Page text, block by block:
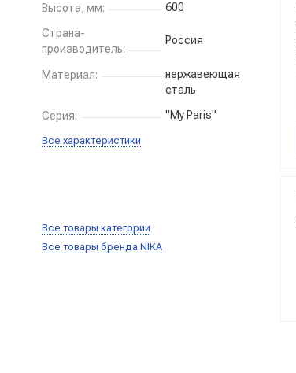
Высота, мм: 600
Страна-
производитель:
Россия
Материал:
нержавеющая
сталь
Серия: "My Paris"
Все характеристики
Все товары категории
Все товары бренда NIKA